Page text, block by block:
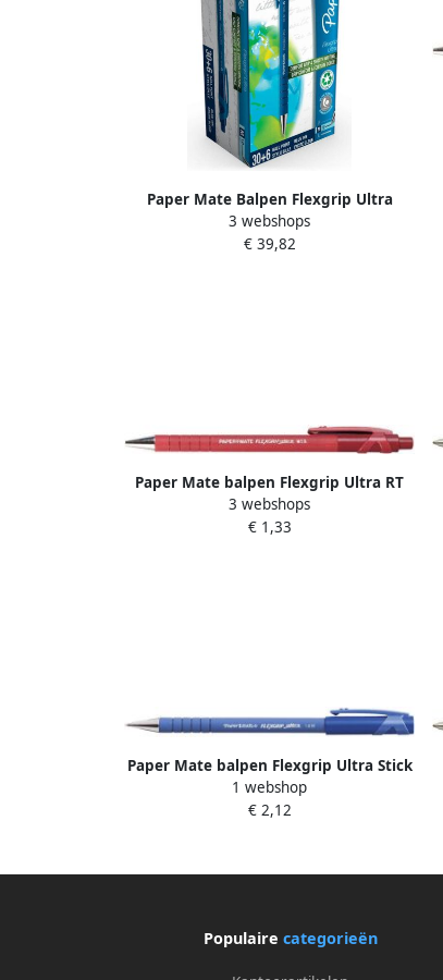
Paper Mate Balpen Flexgrip Ultra
medium blauw valuepack 30+6 gratis
3 webshops
€ 39,82
Paper Mate balpen Flexgrip Ultra RT
medium rood
3 webshops
€ 1,33
Paper Mate balpen Flexgrip Ultra Stick
medium blauw 12 stuks
1 webshop
€ 2,12
Populaire categorieën